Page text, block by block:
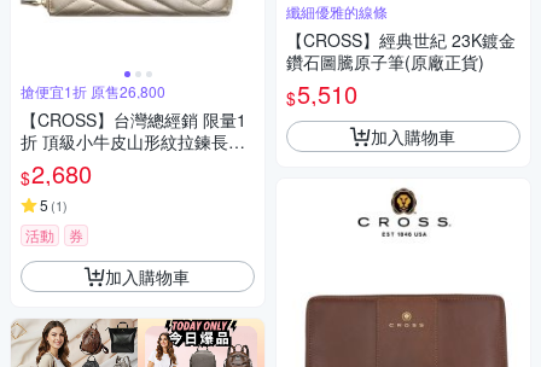
搶便宜1折 原售26,800
【CROSS】台灣總經銷 限量1
折 頂級小牛皮山形紋拉鍊長夾
莫妮卡系列 全新專櫃展示品(柏
金色 送禮盒提袋)
$2,680
5 (1)
活動 券
加入購物車
纖細優雅的線條
【CROSS】經典世紀 23K鍍金
鑽石圖騰原子筆(原廠正貨)
$5,510
加入購物車